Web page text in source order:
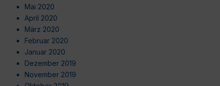
Mai 2020
April 2020
März 2020
Februar 2020
Januar 2020
Dezember 2019
November 2019